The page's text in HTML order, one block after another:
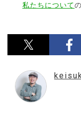
私たちについて